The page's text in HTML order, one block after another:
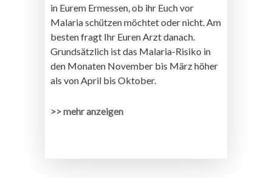
in Eurem Ermessen, ob ihr Euch vor
Malaria schützen möchtet oder nicht. Am
besten fragt Ihr Euren Arzt danach.
Grundsätzlich ist das Malaria-Risiko in
den Monaten November bis März höher
als von April bis Oktober.
>> mehr anzeigen